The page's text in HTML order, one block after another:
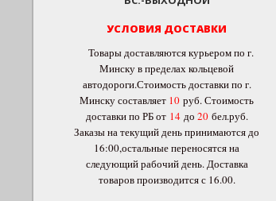
УСЛОВИЯ ДОСТАВКИ
Товары доставляются курьером по г.
Минску в пределах кольцевой
автодороги.Стоимость доставки по г.
Минску составляет 10 руб. Стоимость
доставки по РБ от 14до 20 бел.руб.
Заказы на текущий день принимаются до
16:00,остальные переносятся на
следующий рабочий день. Доставка
товаров производится с 16.00.